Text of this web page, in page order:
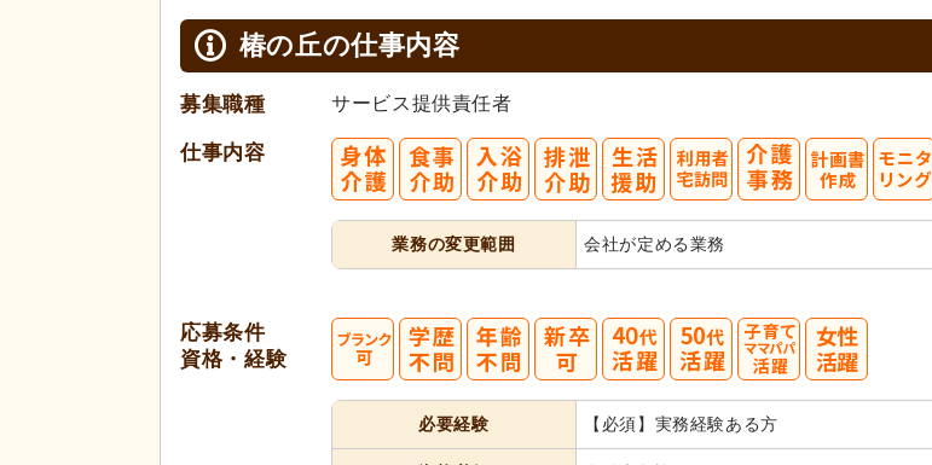
椿の丘の仕事内容
募集職種 サービス提供責任者
仕事内容
業務の変更範囲 会社が定める業務
応募条件
資格・経験
必要経験 【必須】実務経験ある方